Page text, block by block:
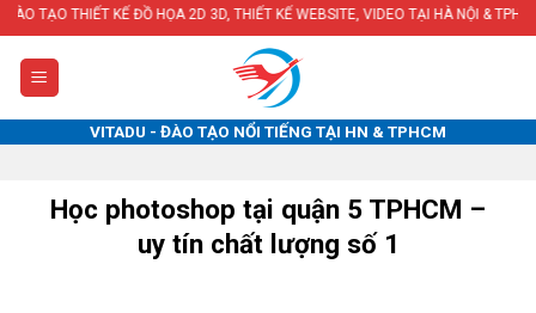
Skip
to
content
KẾ ĐỒ HỌA 2D 3D, THIẾT KẾ WEBSITE, VIDEO TẠI HÀ NỘI & TPHCM
VITADU - ĐÀO TẠO NỔI TIẾNG TẠI HN & TPHCM
Học photoshop tại quận 5 TPHCM –
uy tín chất lượng số 1